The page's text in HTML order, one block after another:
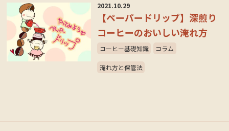
2021.10.29
【ペーパードリップ】深煎り
コーヒーのおいしい淹れ方
コーヒー基礎知識 コラム
淹れ方と保管法